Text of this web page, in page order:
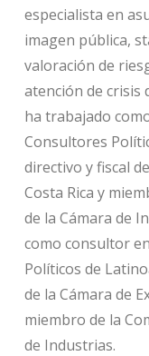
especialista en
imagen pública,
valoración de
atención de crisis
ha trabajado
Consultores
directivo y fiscal
Costa Rica y
de la Cámara de
como consultor
Políticos de
de la Cámara de
miembro de la
de Industrias.